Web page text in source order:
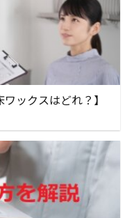
ックスはどれ？】